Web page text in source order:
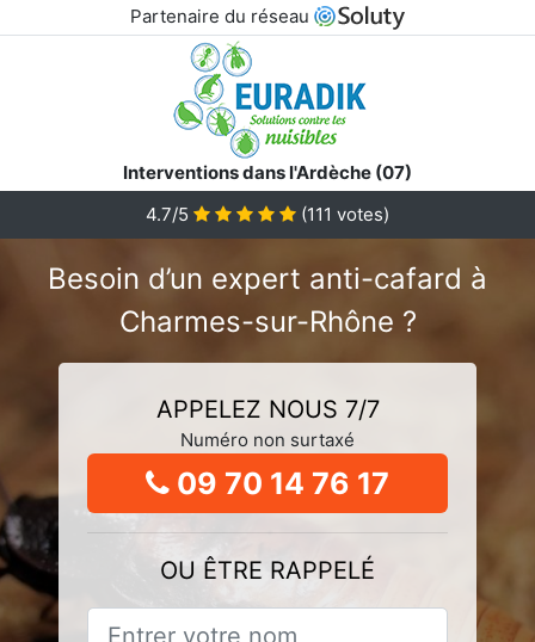
Partenaire du réseau
Interventions dans l'Ardèche (07)
4.7/5
(111 votes)
Besoin d’un expert anti-cafard à
Charmes-sur-Rhône ?
APPELEZ NOUS 7/7
Numéro non surtaxé
09 70 14 76 17
OU ÊTRE RAPPELÉ